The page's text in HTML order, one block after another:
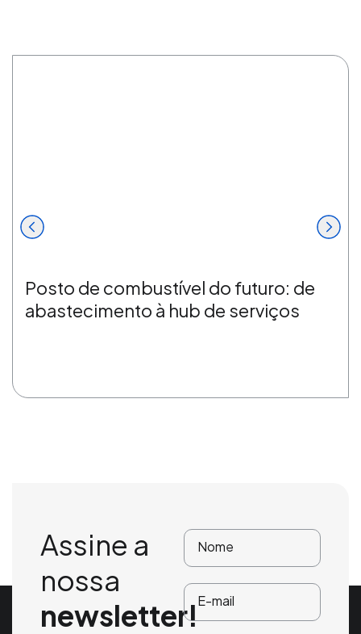
Posto de combustível do futuro: de
abastecimento à hub de serviços
Assine a
nossa
newsletter!